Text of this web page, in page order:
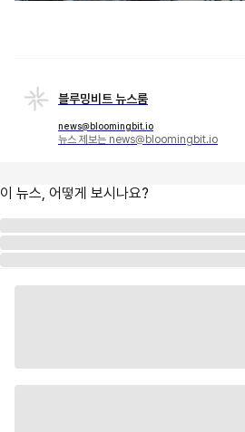
블루밍비트 뉴스룸
news@bloomingbit.io
뉴스 제보는 news@bloomingbit.io
이 뉴스, 어떻게 보시나요?